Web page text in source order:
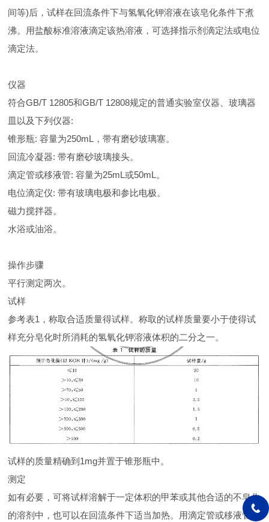
间等)后，试样在回流条件下与氢氧化钾溶液在该皂化条件下煮
沸。用盐酸标准溶液滴定该热溶液，可选择指示剂滴定法或电位
滴定法。
仪器
符合GB/T 12805和GB/T 12808规定的普通实验室仪器、玻璃器
皿以及下列仪器:
锥形瓶: 容量为250mL，带有磨砂玻璃塞。
回流冷凝器: 带有磨砂玻璃接头。
滴定管或移液管: 容量为25mL或50mL。
电位滴定仪: 带有玻璃电极和参比电极。
磁力搅拌器。
水浴或油浴。
操作步骤
平行测定两次。
试样
参考表1，称取合适质量得试样。称取的试样质量要小于使得试
样充分皂化时所消耗的氢氧化钾溶液体积的二分之一。
试样的质量精确到1mg并置于锥形瓶中。
测定
如有必要，可将试样溶解于一定体积的甲苯或其他合适的不皂化
的溶剂中，也可以在回流条件下适当加热。用滴定管或移液管加